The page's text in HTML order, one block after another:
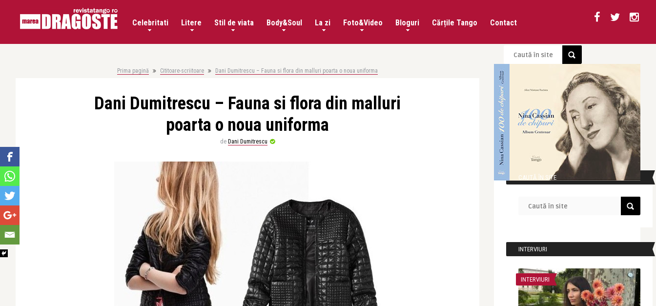
Celebritati Litere Stil de viata Body&Soul La zi Foto&Video Bloguri Cărțile Tango Contact
Prima pagină Cititoare-scriitoare Dani Dumitrescu – Fauna si flora din malluri poarta o noua uniforma
Dani Dumitrescu – Fauna si flora din malluri
poarta o noua uniforma
de Dani Dumitrescu
CAUTĂ ÎN SITE
INTERVIURI
INTERVIURI